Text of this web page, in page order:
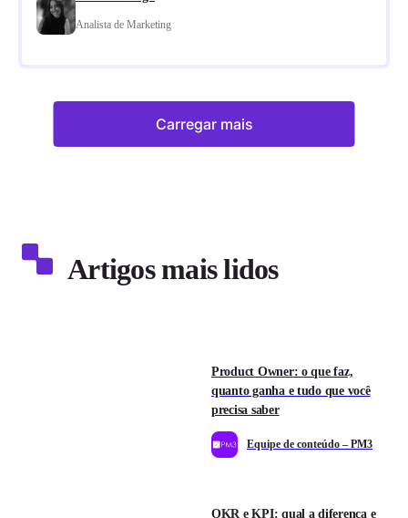
Analista de Marketing
Carregar mais
Artigos mais lidos
Product Owner: o que faz,
quanto ganha e tudo que você
precisa saber
Equipe de conteúdo – PM3
OKR e KPI: qual a diferença e